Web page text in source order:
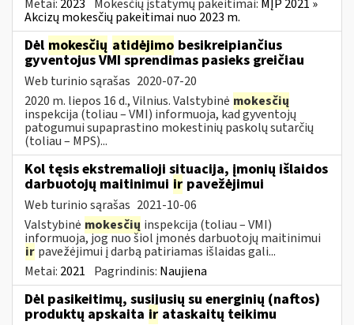
Metai: 2023 Mokesčių įstatymų pakeitimai: MĮP 2021 »
Akcizų mokesčių pakeitimai nuo 2023 m.
Dėl mokesčių atidėjimo besikreipiančius
gyventojus VMI sprendimas pasieks greičiau
Web turinio sąrašas 2020-07-20
2020 m. liepos 16 d., Vilnius. Valstybinė mokesčių
inspekcija (toliau – VMI) informuoja, kad gyventojų
patogumui supaprastino mokestinių paskolų sutarčių
(toliau – MPS)...
Kol tęsis ekstremalioji situacija, įmonių išlaidos
darbuotojų maitinimui ir pavežėjimui
Web turinio sąrašas 2021-10-06
Valstybinė mokesčių inspekcija (toliau – VMI)
informuoja, jog nuo šiol įmonės darbuotojų maitinimui
ir pavežėjimui į darbą patiriamas išlaidas gali...
Metai: 2021 Pagrindinis: Naujiena
Dėl pasikeitimų, susijusių su energinių (naftos)
produktų apskaita ir ataskaitų teikimu